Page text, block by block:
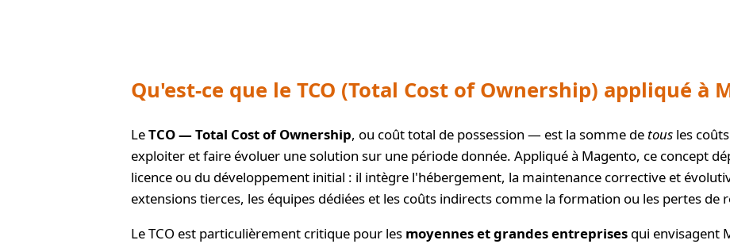
Qu'est-ce que le TCO (Total Cost of Ownership) appliqué à
LeTCO — Total Cost of Ownership, ou coût total de possession — est la somme de tous les
exploiter et faire évoluer une solution sur une période donnée. Appliqué à Magento, ce concept
licence ou du développement initial : il intègre l'hébergement, la maintenance corrective et
extensions tierces, les équipes dédiées et les coûts indirects comme la formation ou les pertes de
Le TCO est particulièrement critique pour les moyennes et grandes entreprises qui envisagent